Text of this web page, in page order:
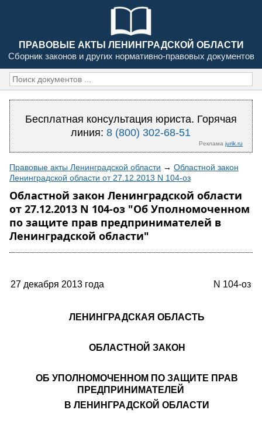
ПРАВОВЫЕ АКТЫ ЛЕНИНГРАДСКОЙ ОБЛАСТИ
Сборник законов и других нормативно-правовых документов
Бесплатная консультация юриста. Горячая
линия:8 (800) 302-68-51
Реклама jurik.ru
Правовые акты Ленинградской области → Областной закон
Ленинградской области от 27.12.2013 N 104-оз
Областной закон Ленинградской области
от 27.12.2013 N 104-оз "Об Уполномоченном
по защите прав предпринимателей в
Ленинградской области"
27 декабря 2013 года N 104-оз
ЛЕНИНГРАДСКАЯ ОБЛАСТЬ
ОБЛАСТНОЙ ЗАКОН
ОБ УПОЛНОМОЧЕННОМ ПО ЗАЩИТЕ ПРАВ
ПРЕДПРИНИМАТЕЛЕЙ
В ЛЕНИНГРАДСКОЙ ОБЛАСТИ